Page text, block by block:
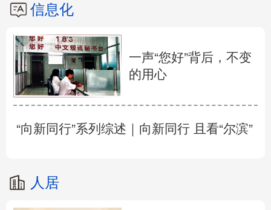
信息化
一声“您好”背后，不变
的用心
“向新同行”系列综述｜向新同行 且看“尔滨”
人居